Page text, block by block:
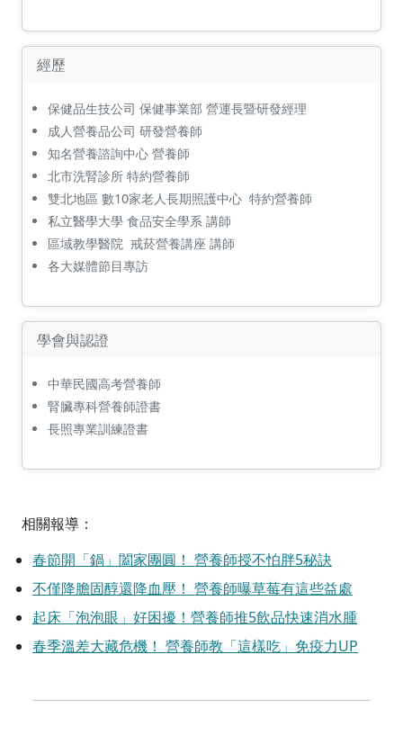
經歷
保健品生技公司 保健事業部 營運長暨研發經理
成人營養品公司 研發營養師
知名營養諮詢中心 營養師
北市洗腎診所 特約營養師
雙北地區 數10家老人長期照護中心 特約營養師
私立醫學大學 食品安全學系 講師
區域教學醫院 戒菸營養講座 講師
各大媒體節目專訪
學會與認證
中華民國高考營養師
腎臟專科營養師證書
長照專業訓練證書
相關報導：
春節開「鍋」闔家團圓！ 營養師授不怕胖5秘訣
不僅降膽固醇還降血壓！ 營養師曝草莓有這些益處
起床「泡泡眼」好困擾！營養師推5飲品快速消水腫
春季溫差大藏危機！ 營養師教「這樣吃」免疫力UP